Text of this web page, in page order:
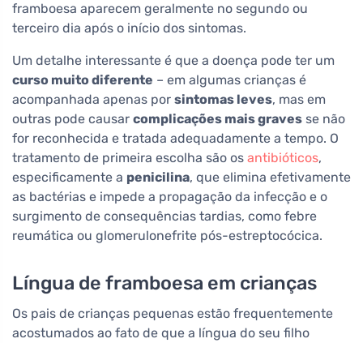
framboesa aparecem geralmente no segundo ou
terceiro dia após o início dos sintomas.
Um detalhe interessante é que a doença pode ter um
curso muito diferente – em algumas crianças é
acompanhada apenas por sintomas leves, mas em
outras pode causar complicações mais graves se não
for reconhecida e tratada adequadamente a tempo. O
tratamento de primeira escolha são os antibióticos,
especificamente a penicilina, que elimina efetivamente
as bactérias e impede a propagação da infecção e o
surgimento de consequências tardias, como febre
reumática ou glomerulonefrite pós-estreptocócica.
Língua de framboesa em crianças
Os pais de crianças pequenas estão frequentemente
acostumados ao fato de que a língua do seu filho